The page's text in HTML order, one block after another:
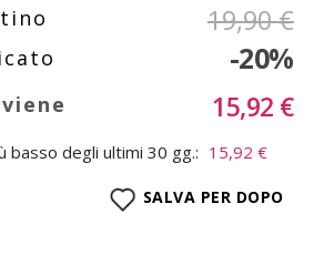
19,90 €
-20%
15,92 €
basso degli ultimi 30 gg.: 15,92 €
SALVA PER DOPO